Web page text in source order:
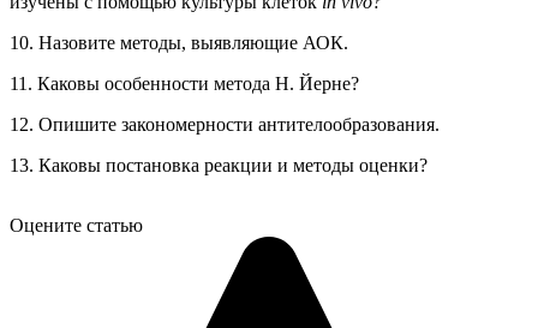
10. Назовите методы, выявляющие АОК.
11. Каковы особенности метода Н. Йерне?
12. Опишите закономерности антителообразования.
13. Каковы постановка реакции и методы оценки?
Оцените статью